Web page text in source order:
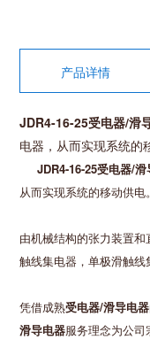
产品详情
JDR4-16-25受电器/滑
电器，从而实现系统的
JDR4-16-25受电器/
从而实现系统的移动供电
由机械结构的张力装置
触线集电器，单极滑触
凭借成熟受电器/滑导电器
滑导电器服务理念为公司